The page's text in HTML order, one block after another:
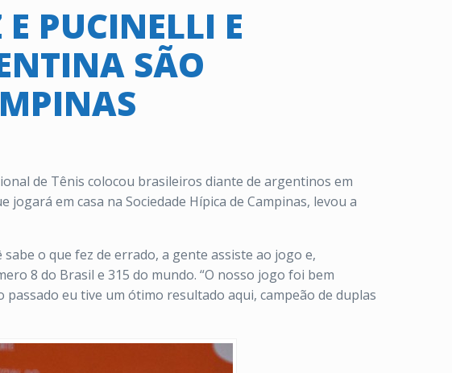
PUCINELLI E
SÃO
de Tênis colocou brasileiros diante de argentinos em
em casa na Sociedade Hípica de Campinas, levou a
o que fez de errado, a gente assiste ao jogo e,
8 do Brasil e 315 do mundo. “O nosso jogo foi bem
eu tive um ótimo resultado aqui, campeão de duplas